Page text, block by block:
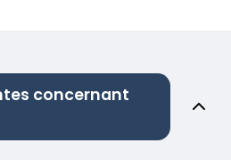
concernant